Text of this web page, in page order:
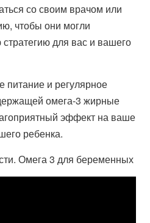
со своим врачом или
чтобы они могли
для вас и вашего
питание и регулярное
омега-3 жирные
эффект на ваше
ребенка.
Омега 3 для беременных